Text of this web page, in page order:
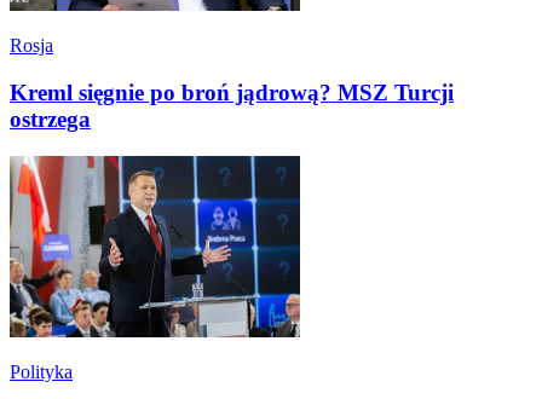
Rosja
Kreml sięgnie po broń jądrową? MSZ Turcji
ostrzega
Polityka